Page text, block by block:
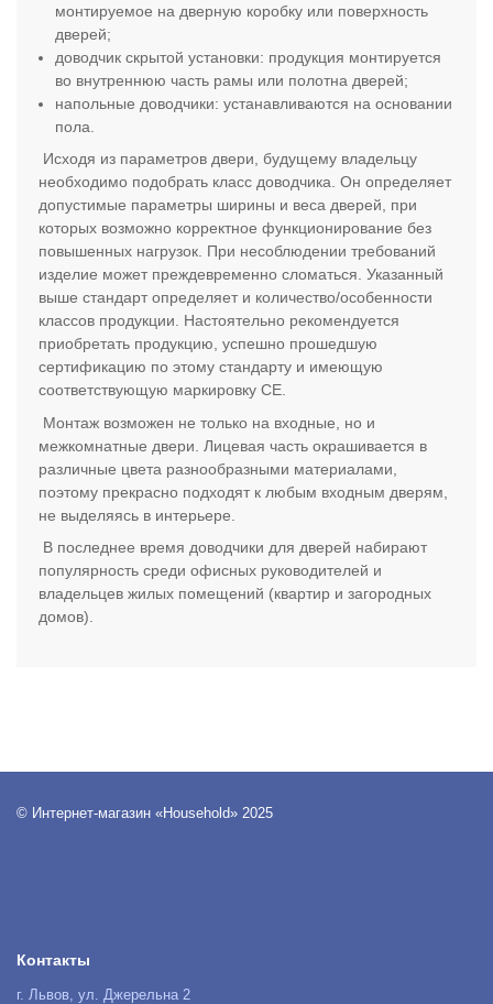
монтируемое на дверную коробку или поверхность
дверей;
доводчик скрытой установки: продукция монтируется
во внутреннюю часть рамы или полотна дверей;
напольные доводчики: устанавливаются на основании
пола.
Исходя из параметров двери, будущему владельцу
необходимо подобрать класс доводчика. Он определяет
допустимые параметры ширины и веса дверей, при
которых возможно корректное функционирование без
повышенных нагрузок. При несоблюдении требований
изделие может преждевременно сломаться. Указанный
выше стандарт определяет и количество/особенности
классов продукции. Настоятельно рекомендуется
приобретать продукцию, успешно прошедшую
сертификацию по этому стандарту и имеющую
соответствующую маркировку СЕ.
Монтаж возможен не только на входные, но и
межкомнатные двери. Лицевая часть окрашивается в
различные цвета разнообразными материалами,
поэтому прекрасно подходят к любым входным дверям,
не выделяясь в интерьере.
В последнее время доводчики для дверей набирают
популярность среди офисных руководителей и
владельцев жилых помещений (квартир и загородных
домов).
© Интернет-магазин «Household» 2025
Контакты
г. Львов, ул. Джерельна 2